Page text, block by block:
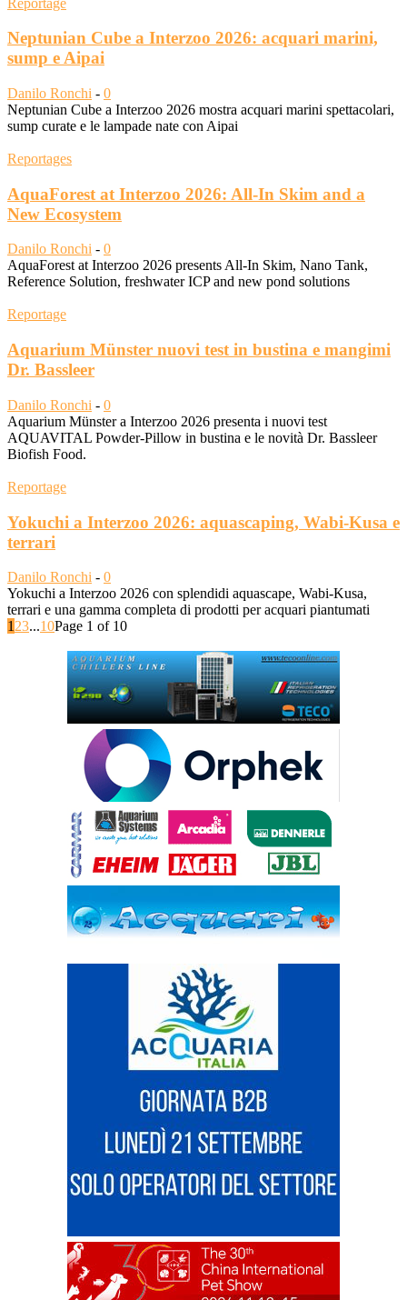
Neptunian Cube a Interzoo 2026: acquari marini,
sump e Aipai
Danilo Ronchi - 0
Neptunian Cube a Interzoo 2026 mostra acquari marini spettacolari,
sump curate e le lampade nate con Aipai
Reportages
AquaForest at Interzoo 2026: All-In Skim and a
New Ecosystem
Danilo Ronchi - 0
AquaForest at Interzoo 2026 presents All-In Skim, Nano Tank,
Reference Solution, freshwater ICP and new pond solutions
Reportage
Aquarium Münster nuovi test in bustina e mangimi
Dr. Bassleer
Danilo Ronchi - 0
Aquarium Münster a Interzoo 2026 presenta i nuovi test
AQUAVITAL Powder-Pillow in bustina e le novità Dr. Bassleer
Biofish Food.
Reportage
Yokuchi a Interzoo 2026: aquascaping, Wabi-Kusa e
terrari
Danilo Ronchi - 0
Yokuchi a Interzoo 2026 con splendidi aquascape, Wabi-Kusa,
terrari e una gamma completa di prodotti per acquari piantumati
1 23...10Page 1 of 10